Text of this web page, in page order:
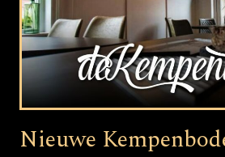
Nieuwe